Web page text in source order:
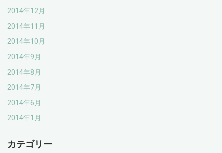
2014年12月
2014年11月
2014年10月
2014年9月
2014年8月
2014年7月
2014年6月
2014年1月
カテゴリー